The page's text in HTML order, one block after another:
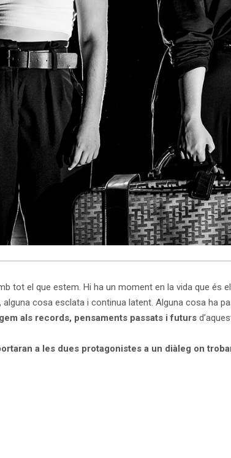
tot el que estem. Hi ha un moment en la vida que
cosa esclata i continua latent. Alguna cosa ha
als records, pensaments passats i futurs
a les dues protagonistes a un diàleg on